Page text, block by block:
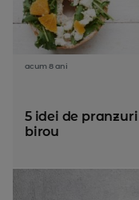
acum 8 ani
5 idei de
birou